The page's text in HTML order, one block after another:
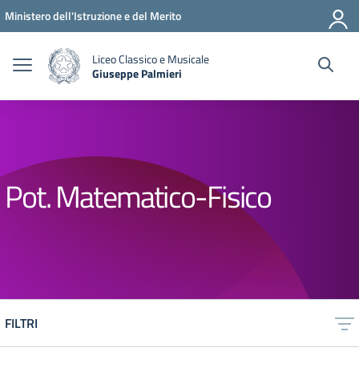
Vai ai contenuti
Vai al menu di navigazione
Vai al footer
Ministero dell'Istruzione e del Merito
Liceo Classico e Musicale
Giuseppe Palmieri
Pot. Matematico-Fisico
FILTRI